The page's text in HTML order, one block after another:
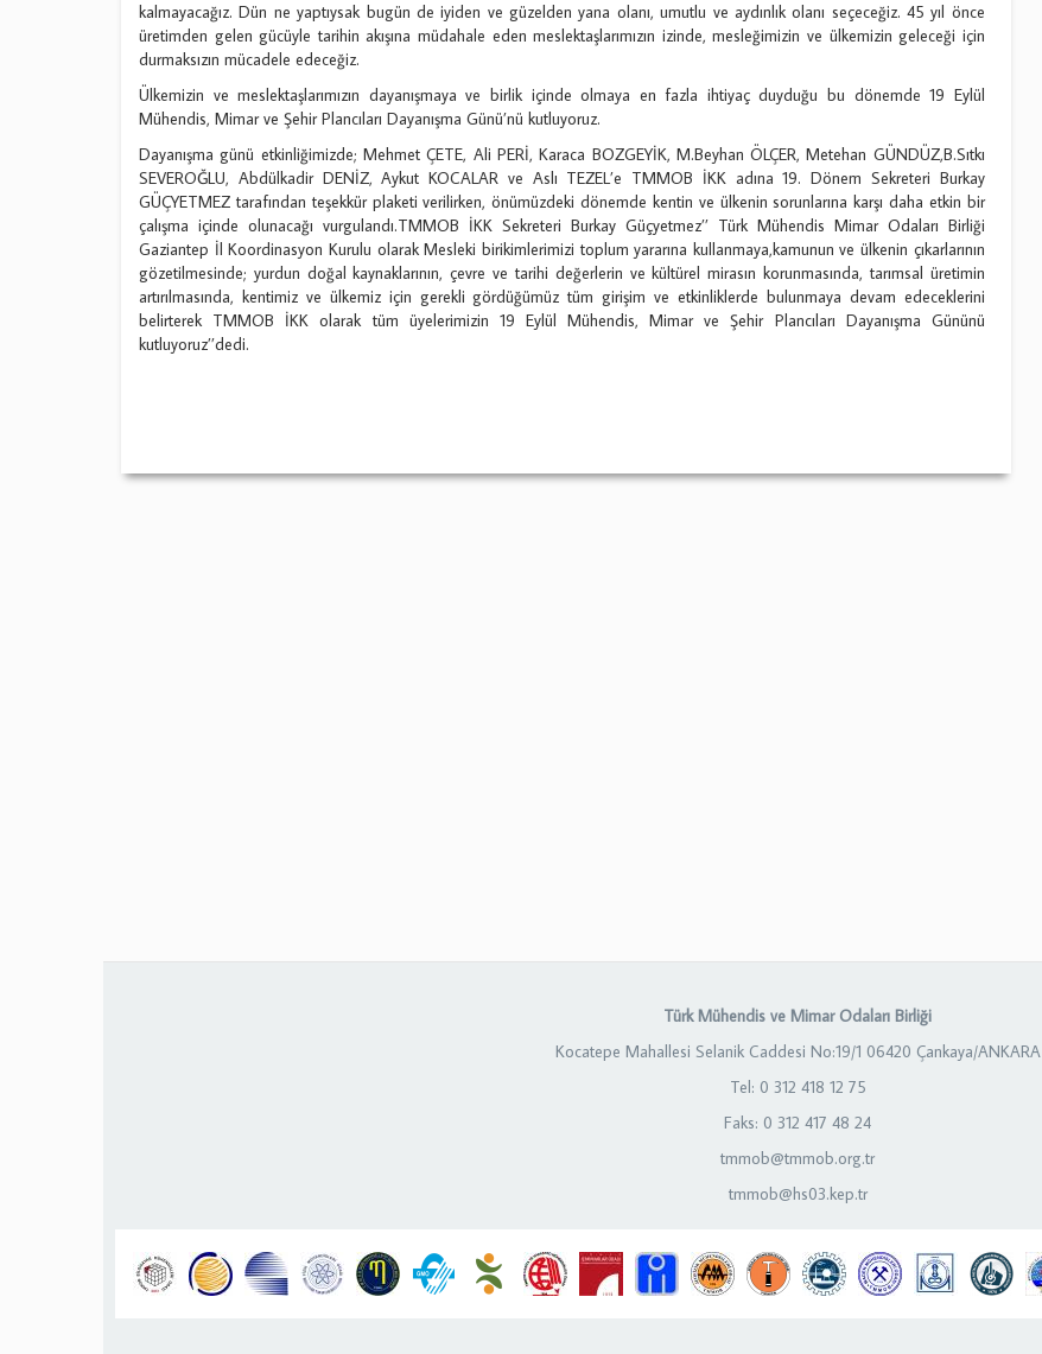
kalmayacağız. Dün ne yaptıysak bugün de iyiden ve güzelden yana olanı, umutlu ve aydınlık olanı seçeceğiz. 45 yıl önce
üretimden gelen gücüyle tarihin akışına müdahale eden meslektaşlarımızın izinde, mesleğimizin ve ülkemizin geleceği için
durmaksızın mücadele edeceğiz.
Ülkemizin ve meslektaşlarımızın dayanışmaya ve birlik içinde olmaya en fazla ihtiyaç duyduğu bu dönemde 19 Eylül
Mühendis, Mimar ve Şehir Plancıları Dayanışma Günü’nü kutluyoruz.
Dayanışma günü etkinliğimizde; Mehmet ÇETE, Ali PERİ, Karaca BOZGEYİK, M.Beyhan ÖLÇER, Metehan GÜNDÜZ,B.Sıtkı
SEVEROĞLU, Abdülkadir DENİZ, Aykut KOCALAR ve Aslı TEZEL’e TMMOB İKK adına 19. Dönem Sekreteri Burkay
GÜÇYETMEZ tarafından teşekkür plaketi verilirken, önümüzdeki dönemde kentin ve ülkenin sorunlarına karşı daha etkin bir
çalışma içinde olunacağı vurgulandı.TMMOB İKK Sekreteri Burkay Güçyetmez’’ Türk Mühendis Mimar Odaları Birliği
Gaziantep İl Koordinasyon Kurulu olarak Mesleki birikimlerimizi toplum yararına kullanmaya,kamunun ve ülkenin çıkarlarının
gözetilmesinde; yurdun doğal kaynaklarının, çevre ve tarihi değerlerin ve kültürel mirasın korunmasında, tarımsal üretimin
artırılmasında, kentimiz ve ülkemiz için gerekli gördüğümüz tüm girişim ve etkinliklerde bulunmaya devam edeceklerini
belirterek TMMOB İKK olarak tüm üyelerimizin 19 Eylül Mühendis, Mimar ve Şehir Plancıları Dayanışma Gününü
kutluyoruz’’dedi.
Türk Mühendis ve Mimar Odaları Birliği
Kocatepe Mahallesi Selanik Caddesi No:19/1 06420 Çankaya/ANKARA
Tel: 0 312 418 12 75
Faks: 0 312 417 48 24
tmmob@tmmob.org.tr
tmmob@hs03.kep.tr